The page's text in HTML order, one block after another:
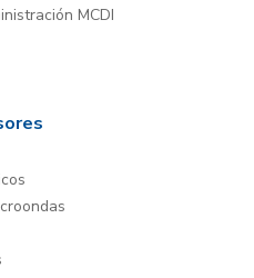
MCDI